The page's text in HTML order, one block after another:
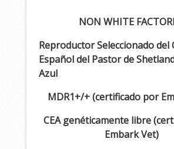
NON WHITE
Reproductor Seleccionado del
Español del Pastor de
Azul
MDR1+/+ (certificado por
CEA genéticamente libre
Embark Vet)